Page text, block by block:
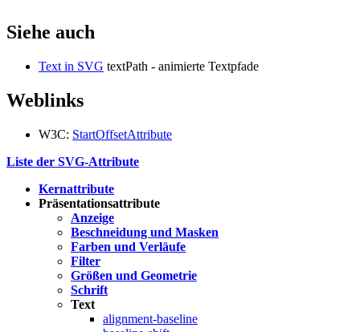
Siehe auch
Text in SVG textPath - animierte Textpfade
Weblinks
W3C: StartOffsetAttribute
Liste der SVG-Attribute
Kernattribute
Präsentationsattribute
Anzeige
Beschneidung und Masken
Farben und Verläufe
Filter
Größen und Geometrie
Schrift
Text
alignment-baseline